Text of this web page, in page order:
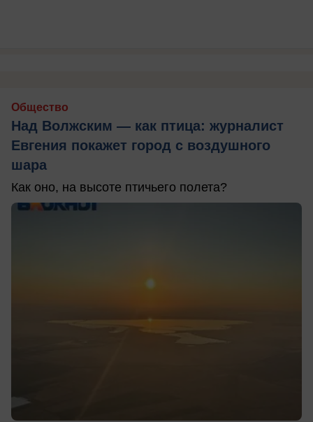
Общество
Над Волжским — как птица: журналист
Евгения покажет город с воздушного
шара
Как оно, на высоте птичьего полета?